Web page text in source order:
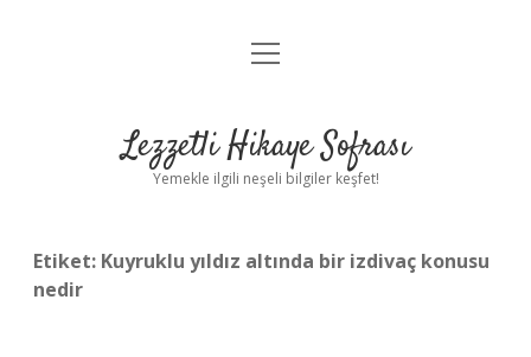
Anasayfa
Yasal Uyarı
menüyü
Lezzetli Hikaye Sofrası
Yemekle ilgili neşeli bilgiler keşfet!
Etiket: Kuyruklu yıldız altında bir izdivaç konusu
nedir